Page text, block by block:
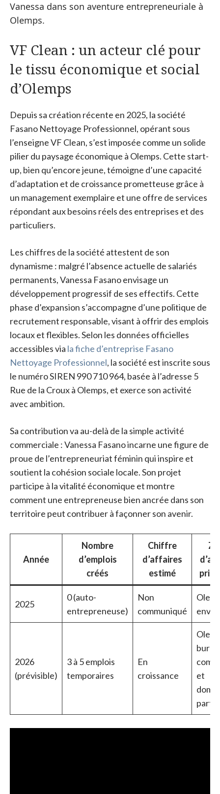
Vanessa dans son aventure entrepreneuriale à
Olemps.
VF Clean : un acteur clé pour
le tissu économique et social
d’Olemps
Depuis sa création récente en 2025, la société
Fasano Nettoyage Professionnel, opérant sous
l’enseigne VF Clean, s’est imposée comme un solide
pilier du paysage économique à Olemps. Cette start-
up, bien qu’encore jeune, témoigne d’une capacité
d’adaptation et de croissance prometteuse grâce à
un management exemplaire et une offre de services
répondant aux besoins réels des entreprises et des
particuliers.
Les chiffres de la société attestent de son
dynamisme : malgré l’absence actuelle de salariés
permanents, Vanessa Fasano envisage un
développement progressif de ses effectifs. Cette
phase d’expansion s’accompagne d’une politique de
recrutement responsable, visant à offrir des emplois
locaux et flexibles. Selon les données officielles
accessibles via la fiche d’entreprise Fasano
Nettoyage Professionnel, la société est inscrite sous
le numéro SIREN 990 710 964, basée à l’adresse 5
Rue de la Croux à Olemps, et exerce son activité
avec ambition.
Sa contribution va au-delà de la simple activité
commerciale : Vanessa Fasano incarne une figure de
proue de l’entrepreneuriat féminin qui inspire et
soutient la cohésion sociale locale. Son projet
participe à la vitalité économique et montre
comment une entrepreneuse bien ancrée dans son
territoire peut contribuer à façonner son avenir.
Année
Nombre
d’emplois
créés
Chiffre
d’affaires
estimé
2025
0 (auto-
entrepreneuse)
Non
communiqué
2026
(prévisible)
3 à 5 emplois
temporaires
En
croissance
et